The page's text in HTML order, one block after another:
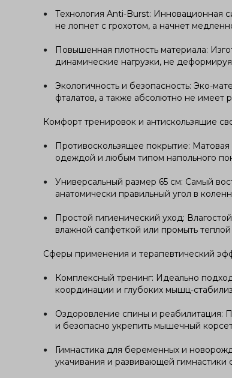
Технология Anti-Burst: Инновационная
не лопнет с грохотом, а начнет
Повышенная плотность материала:
динамические нагрузки, не
Экологичность и безопасность: Эко-
фталатов, а также абсолютно не имеет
Комфорт тренировок и антискользящие
Противоскользящее покрытие:
одеждой и любым типом напольного
Универсальный размер 65 см: Самый
анатомически правильный угол в
Простой гигиенический уход:
влажной салфеткой или промыть
Сферы применения и терапевтический
Комплексный тренинг: Идеально
координации и глубоких мышц-
Оздоровление спины и реабилитация:
и безопасно укрепить мышечный
Гимнастика для беременных и
укачивания и развивающей гимнастики